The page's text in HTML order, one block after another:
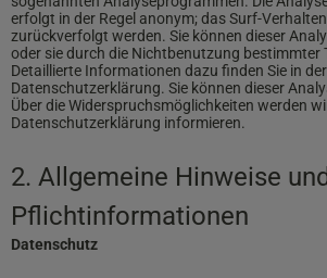
erfolgt in der Regel anonym; das Surf-
zurückverfolgt werden. Sie können dieser
oder sie durch die Nichtbenutzung bestimmter
Detaillierte Informationen dazu finden Sie in
Datenschutzerklärung. Sie können dieser
Über die Widerspruchsmöglichkeiten werden
Datenschutzerklärung informieren.
2. Allgemeine Hinweise und
Pflichtinformationen
Datenschutz